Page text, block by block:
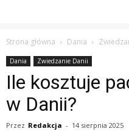
Strona główna Dania
Dania Zwiedzanie Danii
Ile kosztuje
w Danii?
Przez Redakcja - 14 sierpnia 2025